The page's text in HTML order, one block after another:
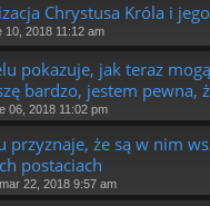
Chrystusa Króla i
10, 2018 11:12 am
pokazuje, jak teraz
bardzo, jestem
06, 2018 11:02 pm
przyznaje, że są w nim
postaciach
22, 2018 9:57 am